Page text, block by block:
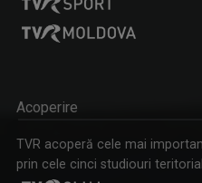
Acoperire
TVR acoperă cele mai
prin cele cinci studiouri